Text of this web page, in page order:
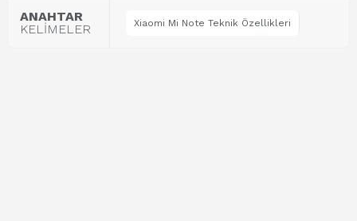
ANAHTAR
KELİMELER
Xiaomi Mi Note Teknik Özellikleri